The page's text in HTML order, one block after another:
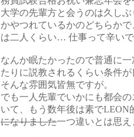
大学の先輩方と会うのは久し
かやつれているかのどちらか
は二人くらい… 仕事って辛い
なんか眠たかったので普通に
たりに説教されるくらい条件
そんな雰囲気皆無ですが。
でも一人先輩でいかにも都会
いて、もう数年後は素で
になりました一つ違いとは思